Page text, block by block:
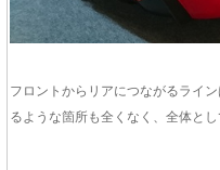
フロントからリアにつながるライ
るような箇所も全くなく、全体とし